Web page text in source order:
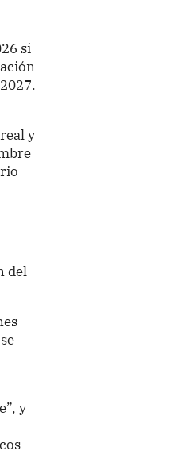
si
y
del
y